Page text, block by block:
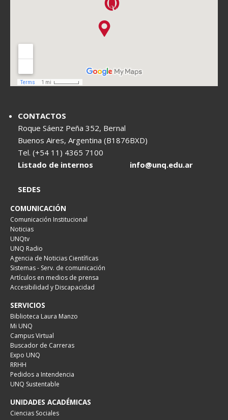
CONTACTOS
Roque Sáenz Peña 352, Bernal
Buenos Aires, Argentina (B1876BXD)
Tel. (+54 11) 4365 7100
Listado de internos
info@unq.edu.ar
SEDES
COMUNICACIÓN
Comunicación Institucional
Noticias
UNQtv
UNQ Radio
Agencia de Noticias Científicas
Sistemas - Serv. de comunicación
Artículos en medios de prensa
Accesibilidad y Discapacidad
SERVICIOS
Biblioteca Laura Manzo
Mi UNQ
Campus Virtual
Buscador de Carreras
Expo UNQ
RRHH
Pedidos a Intendencia
UNQ Sustentable
UNIDADES ACADÉMICAS
Ciencias Sociales